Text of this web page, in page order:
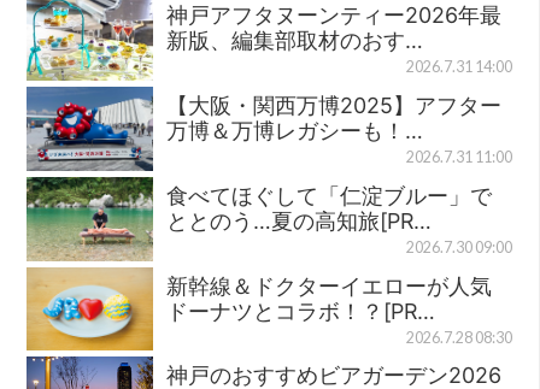
神戸アフタヌーンティー2026年最
新版、編集部取材のおす…
2026.7.31 14:00
【大阪・関西万博2025】アフター
万博＆万博レガシーも！…
2026.7.31 11:00
食べてほぐして「仁淀ブルー」で
ととのう…夏の高知旅[PR…
2026.7.30 09:00
新幹線＆ドクターイエローが人気
ドーナツとコラボ！？[PR…
2026.7.28 08:30
神戸のおすすめビアガーデン2026